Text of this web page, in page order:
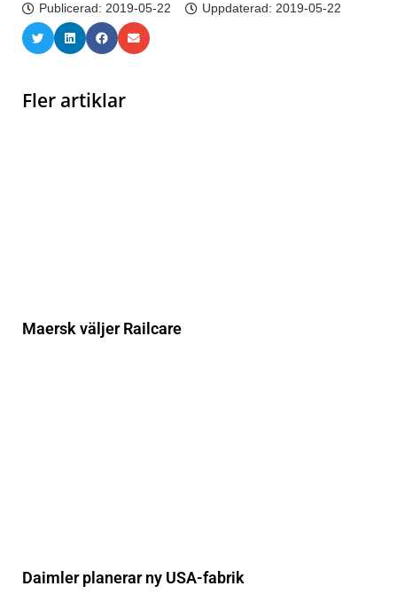
Publicerad: 2019-05-22 Uppdaterad: 2019-05-22
Fler artiklar
Maersk väljer Railcare
Daimler planerar ny USA-fabrik